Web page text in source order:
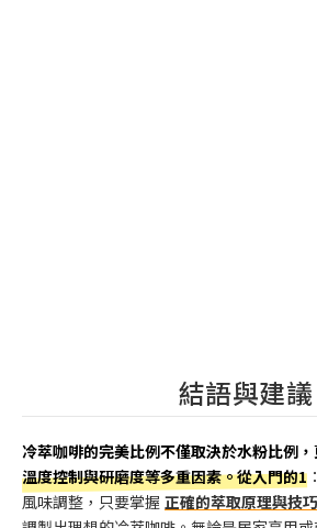
結語與建議
冷萃咖啡的完美比例不僅取決於水粉比例
溫度控制與研磨度等多重因素。從入門的1
風味調整，只要掌握 正確的萃取原理與技巧